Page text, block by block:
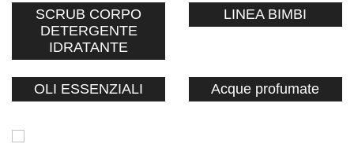
SCRUB CORPO
DETERGENTE
IDRATANTE
LINEA BIMBI
OLI ESSENZIALI Acque profumate